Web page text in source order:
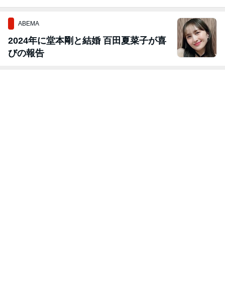
ABEMA
2024年に堂本剛と結婚 百田夏菜子が喜
びの報告